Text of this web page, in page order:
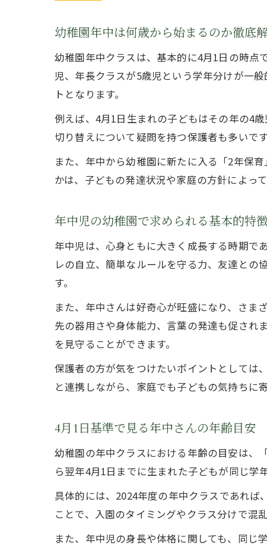
幼稚園年中は何歳から始まるのか徹底
幼稚園年中クラスは、基本的に4月1日の時点
児、年長クラスが5歳児という学年分けが一
トとなります。
例えば、4月1日生まれの子どもはその年の4
切り替えについて疑問を持つ保護者も多いで
また、年中から幼稚園に新たに入る「2年保
かは、子どもの発達状況や家庭の方針によっ
年中児の幼稚園で求められる基本的特
年中児は、心身ともに大きく成長する時期で
レの自立、簡単なルールを守る力、友達との
す。
また、年中さんは好奇心が旺盛になり、さま
先の器用さや身体能力、言葉の発達も促され
を見守ることができます。
保護者の方が気をつけたいポイントとしては
と連携しながら、家庭でも子どもの気持ちに
4月1日基準で見る年中さんの年齢目安
幼稚園の年中クラスにおける年齢の目安は、
ら翌年4月1日までに生まれた子どもが同じ学
具体的には、2024年度の年中クラスであれば
ことで、入園のタイミングやクラス分けで混
また、年中児の身長や体格に関しても、同じ